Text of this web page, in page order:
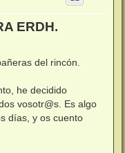
ERDH.
del rincón.
he decidido
vosotr@s. Es algo
días, y os cuento